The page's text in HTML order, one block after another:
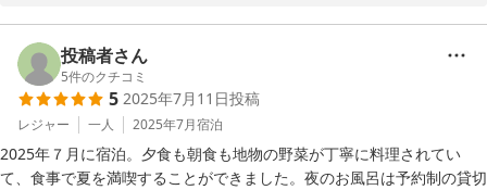
季節が変われば景色もお料理も変わります。是非また季節を変えて
お越しください。
家族・従業員一同お待ちしております
紅葉館＜島根県＞
投稿者さん
5件のクチコミ
5 2025年7月11日投稿
レジャー 一人 2025年7月宿泊
2025年７月に宿泊。夕食も朝食も地物の野菜が丁寧に料理されてい
て、食事で夏を満喫することができました。夜のお風呂は予約制の貸切